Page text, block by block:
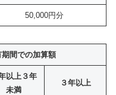
50,000円分
間での加算額
以上３年
未満
３年以上